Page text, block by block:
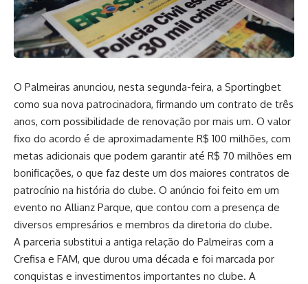
O Palmeiras anunciou, nesta segunda-feira, a Sportingbet
como sua nova patrocinadora, firmando um contrato de três
anos, com possibilidade de renovação por mais um. O valor
fixo do acordo é de aproximadamente R$ 100 milhões, com
metas adicionais que podem garantir até R$ 70 milhões em
bonificações, o que faz deste um dos maiores contratos de
patrocínio na história do clube. O anúncio foi feito em um
evento no Allianz Parque, que contou com a presença de
diversos empresários e membros da diretoria do clube.
A parceria substitui a antiga relação do Palmeiras com a
Crefisa e FAM, que durou uma década e foi marcada por
conquistas e investimentos importantes no clube. A